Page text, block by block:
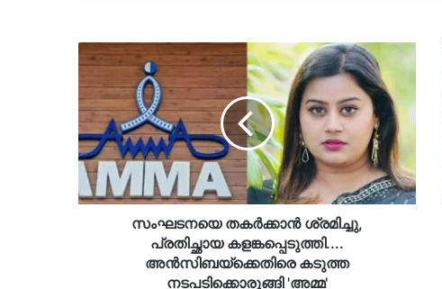
സംഘടനയെ
തകർക്കാൻ
ശ്രമിച്ചു,
പ്രതിച്ഛായ
കളങ്കപ്പെടുത്തി....
അൻസിബയ്‌ക്കെതിരെ
കടുത്ത
നടപടിക്കൊരുങ്ങി
'അമ്മ'
സംഘടനയെ തകർക്കാൻ ശ്രമിച്ചു,
പ്രതിച്ഛായ കളങ്കപ്പെടുത്തി....
അൻസിബയ്‌ക്കെതിരെ കടുത്ത
നടപടിക്കൊരുങ്ങി 'അമ്മ'